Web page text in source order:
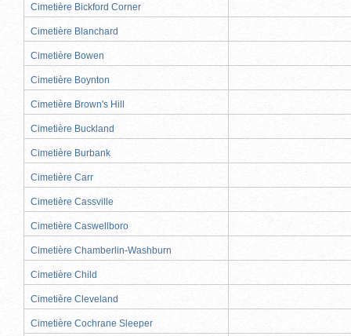
Cimetière Bickford Corner
Cimetière Blanchard
Cimetière Bowen
Cimetière Boynton
Cimetière Brown's Hill
Cimetière Buckland
Cimetière Burbank
Cimetière Carr
Cimetière Cassville
Cimetière Caswellboro
Cimetière Chamberlin-Washburn
Cimetière Child
Cimetière Cleveland
Cimetière Cochrane Sleeper